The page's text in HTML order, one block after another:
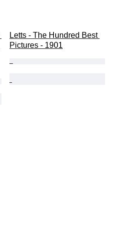
Letts - The Hundred Best
Pictures - 1901